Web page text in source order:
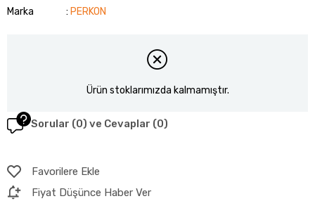
Marka
: PERKON
Ürün stoklarımızda kalmamıştır.
Sorular (0) ve Cevaplar (0)
Favorilere Ekle
Fiyat Düşünce Haber Ver